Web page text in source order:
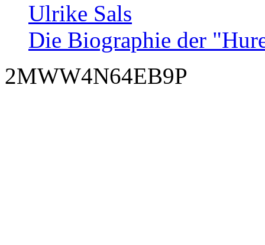
Ulrike Sals
Die Biographie der
2MWW4N64EB9P